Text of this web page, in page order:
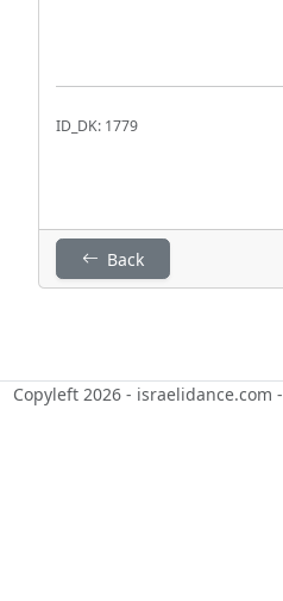
ID_DK: 1779
Back
Copyleft 2026 - israelidance.com -